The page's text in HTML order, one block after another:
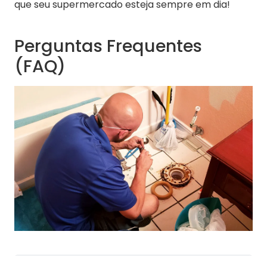
que seu supermercado esteja sempre em dia!
Perguntas Frequentes
(FAQ)